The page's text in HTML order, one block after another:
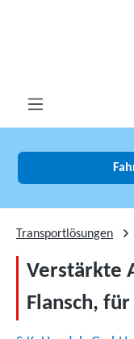
Transportlösungen
Verstärkte
Flansch,